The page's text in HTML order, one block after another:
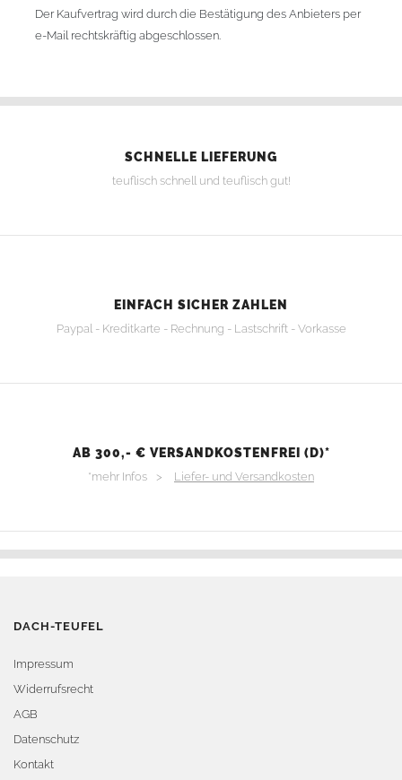
Der Kaufvertrag wird durch die Bestätigung des Anbieters per
e-Mail rechtskräftig abgeschlossen.
SCHNELLE LIEFERUNG
teuflisch schnell und teuflisch gut!
EINFACH SICHER ZAHLEN
Paypal - Kreditkarte - Rechnung - Lastschrift - Vorkasse
AB 300,- € VERSANDKOSTENFREI (D)*
*mehr Infos > Liefer- und Versandkosten
DACH-TEUFEL
Impressum
Widerrufsrecht
AGB
Datenschutz
Kontakt